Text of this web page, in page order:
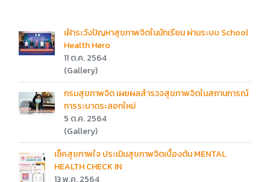
เฝ้าระวังปัญหาสุขภาพจิตในนักเรียน ผ่านระบบ School
Health Hero
11 ต.ค. 2564
(Gallery)
กรมสุขภาพจิต เผยผลสำรวจสุขภาพจิตในสถานการณ์
การระบาดระลอกใหม่
5 ต.ค. 2564
(Gallery)
เช็คสุขภาพใจ ประเมินสุขภาพจิตเบื้องต้น MENTAL
HEALTH CHECK IN
13 พ.ค. 2564